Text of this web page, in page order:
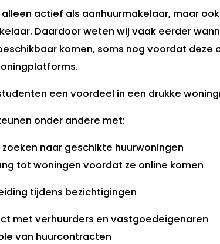
alleen actief als aanhuurmakelaar, maar
Daardoor weten wij vaak eerder
komen, soms nog voordat deze
een voordeel in een drukke
onder andere met:
naar geschikte huurwoningen
tot woningen voordat ze online komen
tijdens bezichtigingen
met verhuurders en vastgoedeigenaren
van huurcontracten